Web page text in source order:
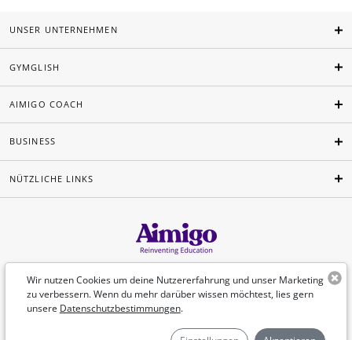
Wir nutzen Cookies um deine Nutzererfahrung und unser Marketing
zu verbessern. Wenn du mehr darüber wissen möchtest, lies gern
unsere Datenschutzbestimmungen.
UNSER UNTERNEHMEN
GYMGLISH
AIMIGO COACH
BUSINESS
NÜTZLICHE LINKS
Deutsch
©Aimigo 2026